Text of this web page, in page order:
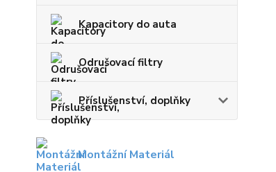
Kapacitory do auta
Odrušovací filtry
Příslušenství, doplňky
Montážní Materiál